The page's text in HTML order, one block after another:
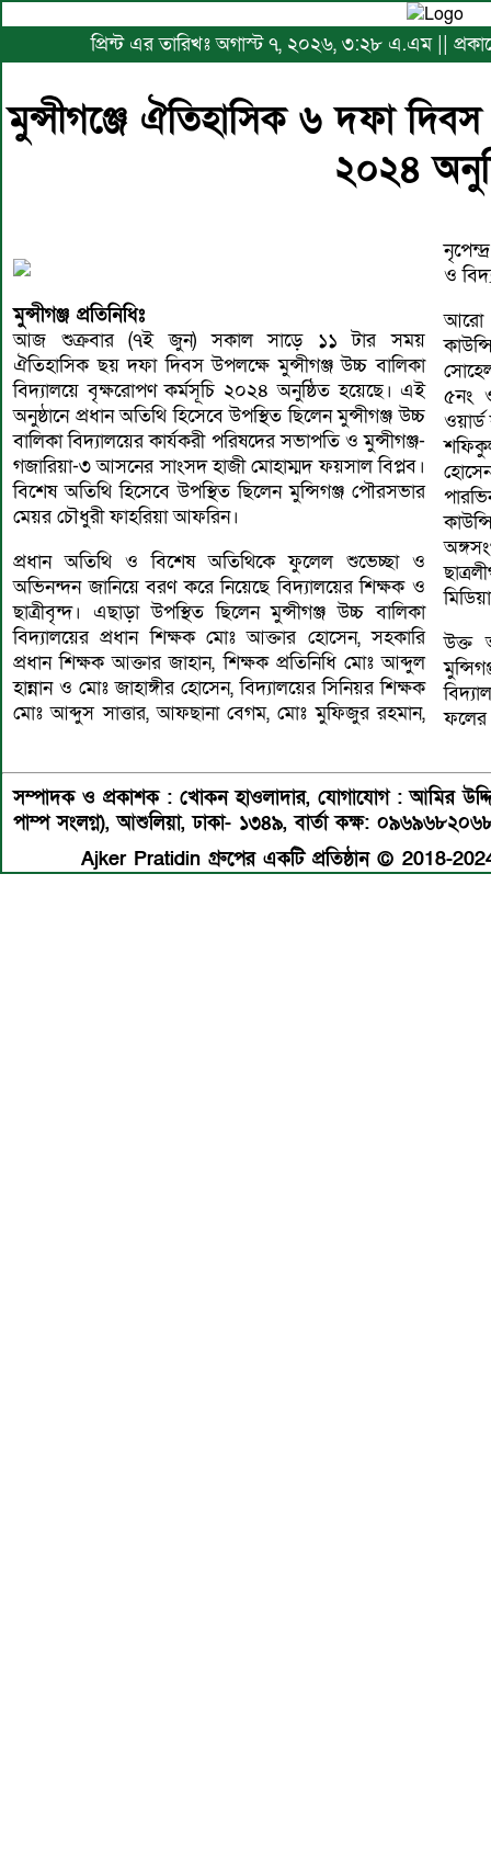
প্রিন্ট এর তারিখঃ অগাস্ট ৭, ২০২৬, ৩:২৮ এ.এম ||
মুন্সীগঞ্জে ঐতিহাসিক ৬ দফা
২০২৪
মুন্সীগঞ্জ প্রতিনিধিঃ
আজ শুক্রবার (৭ই জুন) সকাল সাড়ে ১১ টার সময়
ঐতিহাসিক ছয় দফা দিবস উপলক্ষে মুন্সীগঞ্জ উচ্চ বালিকা
বিদ্যালয়ে বৃক্ষরোপণ কর্মসূচি ২০২৪ অনুষ্ঠিত হয়েছে। এই
অনুষ্ঠানে প্রধান অতিথি হিসেবে উপস্থিত ছিলেন মুন্সীগঞ্জ উচ্চ
বালিকা বিদ্যালয়ের কার্যকরী পরিষদের সভাপতি ও মুন্সীগঞ্জ-
গজারিয়া-৩ আসনের সাংসদ হাজী মোহাম্মদ ফয়সাল বিপ্লব।
বিশেষ অতিথি হিসেবে উপস্থিত ছিলেন মুন্সিগঞ্জ পৌরসভার
মেয়র চৌধুরী ফাহরিয়া আফরিন।
প্রধান অতিথি ও বিশেষ অতিথিকে ফুলেল শুভেচ্ছা ও
অভিনন্দন জানিয়ে বরণ করে নিয়েছে বিদ্যালয়ের শিক্ষক ও
ছাত্রীবৃন্দ। এছাড়া উপস্থিত ছিলেন মুন্সীগঞ্জ উচ্চ বালিকা
বিদ্যালয়ের প্রধান শিক্ষক মোঃ আক্তার হোসেন, সহকারি
প্রধান শিক্ষক আক্তার জাহান, শিক্ষক প্রতিনিধি মোঃ আব্দুল
হান্নান ও মোঃ জাহাঙ্গীর হোসেন, বিদ্যালয়ের সিনিয়র শিক্ষক
মোঃ আব্দুস সাত্তার, আফছানা বেগম, মোঃ মুফিজুর রহমান,
ও
আরো
৫নং
উক্ত
ফলের
সম্পাদক ও প্রকাশক : খোকন হাওলাদার, যোগাযোগ : আমির
পাম্প সংলগ্ন), আশুলিয়া, ঢাকা- ১৩৪৯,বার্তা কক্ষ:
Ajker Pratidin গ্রুপের একটি প্রতিষ্ঠান © 2018-